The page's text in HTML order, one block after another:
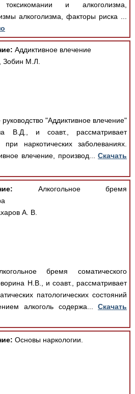
и алкоголизма,
алкоголизма, факторы риска ...
Аддиктивное влечение
Зобин М.Л.
руководство "Аддиктивное влечение"
В.Д., и соавт., рассматривает
наркотических заболеваниях.
влечение, производ...Скачать
Алкогольное бремя
А. В.
бремя соматического
Н.В., и соавт., рассматривает
патологических состояний
алкоголь содержа...Скачать
Основы наркологии.